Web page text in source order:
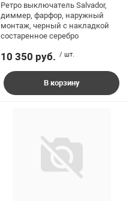
Ретро выключатель Salvador,
диммер, фарфор, наружный
монтаж, черный с накладкой
состаренное серебро
10 350 руб. / шт.
В корзину